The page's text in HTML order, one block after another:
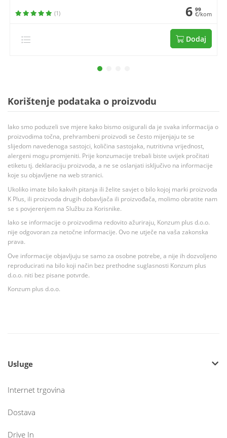
(1) 6 99
€/kom
Dodaj
Korištenje podataka o proizvodu
Iako smo poduzeli sve mjere kako bismo osigurali da je svaka informacija o
proizvodima točna, prehrambeni proizvodi se često mijenjaju te se
slijedom navedenoga sastojci, količina sastojaka, nutritivna vrijednost,
alergeni mogu promjeniti. Prije konzumacije trebali biste uvijek pročitati
etiketu tj. deklaraciju proizvoda, a ne se oslanjati isključivo na informacije
koje su objavljene na web stranici.
Ukoliko imate bilo kakvih pitanja ili želite savjet o bilo kojoj marki proizvoda
K Plus, ili proizvoda drugih dobavljača ili proizvođača, molimo obratite nam
se s povjerenjem na Službu za Korisnike.
Iako se informacije o proizvodima redovito ažuriraju, Konzum plus d.o.o.
nije odgovoran za netočne informacije. Ovo ne utječe na vaša zakonska
prava.
Ove informacije objavljuju se samo za osobne potrebe, a nije ih dozvoljeno
reproducirati na bilo koji način bez prethodne suglasnosti Konzum plus
d.o.o. niti bez pisane potvrde.
Konzum plus d.o.o.
Usluge
Internet trgovina
Dostava
Drive In